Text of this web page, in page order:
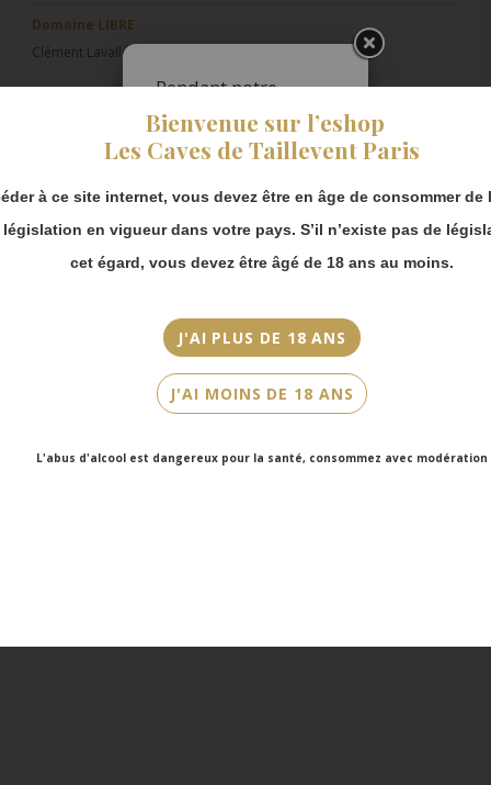
Bienvenue sur l’eshop
Les Caves de Taillevent Paris
à ce site internet, vous devez être en âge de consommer de
législation en vigueur dans votre pays. S’il n’existe pas de
cet égard, vous devez être âgé de 18 ans au moins.
J'AI PLUS DE 18 ANS
J'AI MOINS DE 18 ANS
L'abus d'alcool est dangereux pour la santé, consommez avec modération
Domaine LIBRE
Clément Lavallée
AOC Chablis
Millésime
Cuvée/Climat
Pendant notre
fermeture estivale,
vous pouvez
continuer à passer
Merci de bien
prendre en compte :
Les envois
partir du 31 août.
Les commandes
en click-and-
collect (cave
Faubourg Saint-
Victor Hugo)